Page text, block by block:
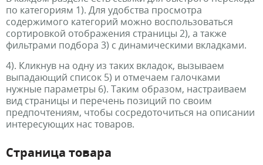
по категориям 1). Для удобства просмотра
содержимого категорий можно воспользоваться
сортировкой отображения страницы 2), а также
фильтрами подбора 3) с динамическими вкладками.
4). Кликнув на одну из таких вкладок, вызываем
выпадающий список 5) и отмечаем галочками
нужные параметры 6). Таким образом, настраиваем
вид страницы и перечень позиций по своим
предпочтениям, чтобы сосредоточиться на описании
интересующих нас товаров.
Страница товара